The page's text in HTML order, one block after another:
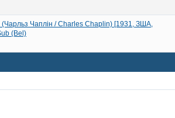
(Чарльз Чаплін / Charles Chaplin) [1931, ЗША,
(Bel)